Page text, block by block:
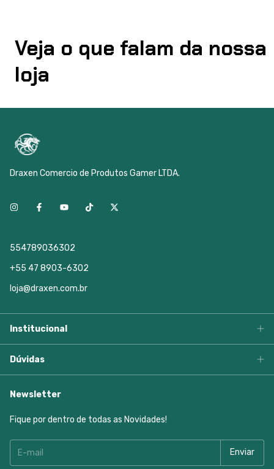
Veja o que falam da nossa
loja
Draxen Comercio de Produtos Gamer LTDA.
554789036302
+55 47 8903-6302
loja@draxen.com.br
Institucional
Dúvidas
Newsletter
Fique por dentro de todas as Novidades!